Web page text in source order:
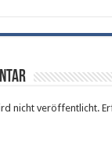
nicht veröffentlicht.